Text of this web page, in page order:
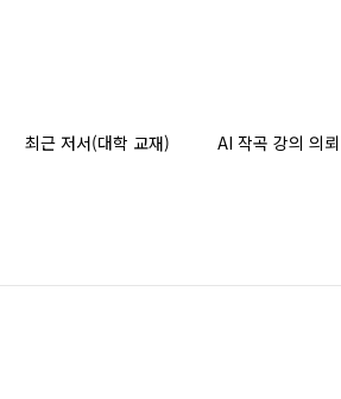
최근 저서(대학 교재) AI 작곡 강의 의뢰